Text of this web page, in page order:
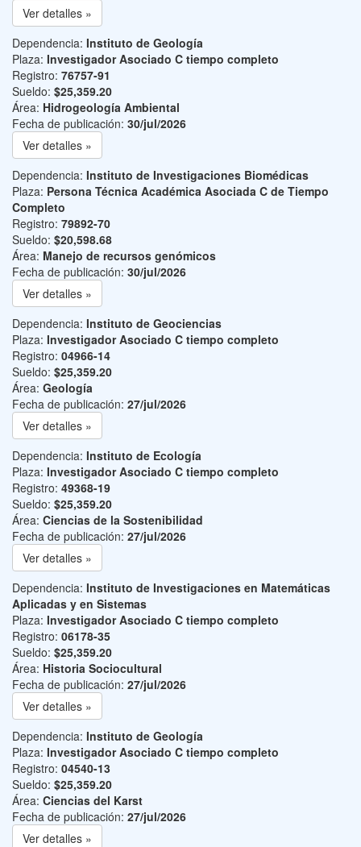
Ver detalles »
Dependencia: Instituto de Geología
Plaza: Investigador Asociado C tiempo completo
Registro: 76757-91
Sueldo: $25,359.20
Área: Hidrogeología Ambiental
Fecha de publicación: 30/jul/2026
Ver detalles »
Dependencia: Instituto de Investigaciones Biomédicas
Plaza: Persona Técnica Académica Asociada C de Tiempo
Completo
Registro: 79892-70
Sueldo: $20,598.68
Área: Manejo de recursos genómicos
Fecha de publicación: 30/jul/2026
Ver detalles »
Dependencia: Instituto de Geociencias
Plaza: Investigador Asociado C tiempo completo
Registro: 04966-14
Sueldo: $25,359.20
Área: Geología
Fecha de publicación: 27/jul/2026
Ver detalles »
Dependencia: Instituto de Ecología
Plaza: Investigador Asociado C tiempo completo
Registro: 49368-19
Sueldo: $25,359.20
Área: Ciencias de la Sostenibilidad
Fecha de publicación: 27/jul/2026
Ver detalles »
Dependencia: Instituto de Investigaciones en Matemáticas
Aplicadas y en Sistemas
Plaza: Investigador Asociado C tiempo completo
Registro: 06178-35
Sueldo: $25,359.20
Área: Historia Sociocultural
Fecha de publicación: 27/jul/2026
Ver detalles »
Dependencia: Instituto de Geología
Plaza: Investigador Asociado C tiempo completo
Registro: 04540-13
Sueldo: $25,359.20
Área: Ciencias del Karst
Fecha de publicación: 27/jul/2026
Ver detalles »